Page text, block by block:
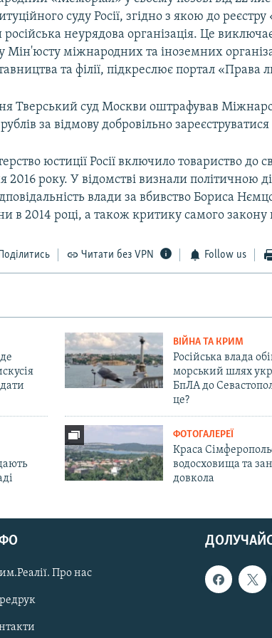
суду Росії, згідно з якою до
російська неурядова організація. Це
Мін'юсту міжнародних та іноземних
та філії, підкреслює портал «Права
Тверський суд Москви оштрафував
за відмову добровільно
юстиції Росії включило товариство до
2016 року. У відомстві визнали політичною
влади за вбивство Бориса
в 2014 році, а також критику самого закону
Читати без VPN Follow us
ВІЙНА ТА КРИМ
Російська влада
морський шлях
БпЛА до
це?
ФОТОГАЛЕРЕЇ
Краса
водосховища та
довкола
Про нас